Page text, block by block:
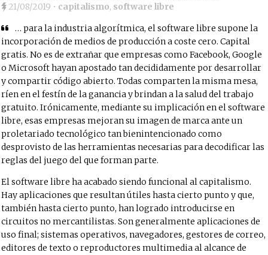
21/08/2019 • capitalismo, software libre
… para la industria algorítmica, el software libre supone la
incorporación de medios de producción a coste cero. Capital
gratis. No es de extrañar que empresas como Facebook, Google
o Microsoft hayan apostado tan decididamente por desarrollar
y compartir código abierto. Todas comparten la misma mesa,
ríen en el festín de la ganancia y brindan a la salud del trabajo
gratuito. Irónicamente, mediante su implicación en el software
libre, esas empresas mejoran su imagen de marca ante un
proletariado tecnológico tan bienintencionado como
desprovisto de las herramientas necesarias para decodificar las
reglas del juego del que forman parte.
El software libre ha acabado siendo funcional al capitalismo.
Hay aplicaciones que resultan útiles hasta cierto punto y que,
también hasta cierto punto, han logrado introducirse en
circuitos no mercantilistas. Son generalmente aplicaciones de
uso final; sistemas operativos, navegadores, gestores de correo,
editores de texto o reproductores multimedia al alcance de